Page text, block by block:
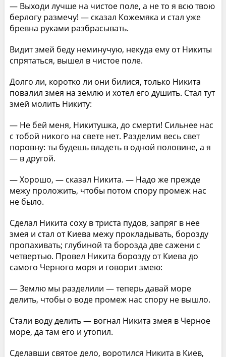
— Выходи лучше на чистое поле, а не то я всю твою
берлогу размечу! — сказал Кожемяка и стал уже
бревна руками разбрасывать.
Видит змей беду неминучую, некуда ему от Никиты
спрятаться, вышел в чистое поле.
Долго ли, коротко ли они билися, только Никита
повалил змея на землю и хотел его душить. Стал тут
змей молить Никиту:
— Не бей меня, Никитушка, до смерти! Сильнее нас
с тобой никого на свете нет. Разделим весь свет
поровну: ты будешь владеть в одной половине, а я
— в другой.
— Хорошо, — сказал Никита. — Надо же прежде
межу проложить, чтобы потом спору промеж нас
не было.
Сделал Никита соху в триста пудов, запряг в нее
змея и стал от Киева межу прокладывать, борозду
пропахивать; глубиной та борозда две сажени с
четвертью. Провел Никита борозду от Киева до
самого Черного моря и говорит змею:
— Землю мы разделили — теперь давай море
делить, чтобы о воде промеж нас спору не вышло.
Стали воду делить — вогнал Никита змея в Черное
море, да там его и утопил.
Сделавши святое дело, воротился Никита в Киев,